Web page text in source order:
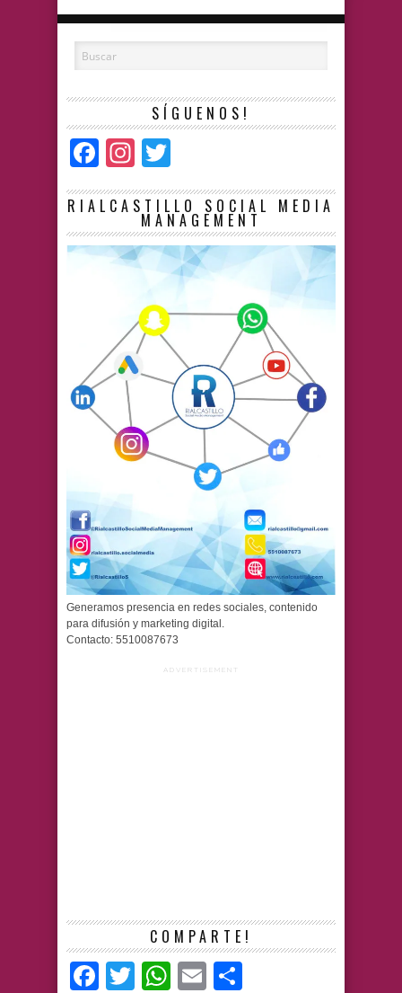
SÍGUENOS!
Facebook
Instagram
RIALCASTILLO SOCIAL MEDIA
MANAGEMENT
Generamos presencia en redes sociales, contenido
para difusión y marketing digital.
Contacto: 5510087673
ADVERTISEMENT
COMPARTE!
Facebook
TwitterWhatsApp
Email